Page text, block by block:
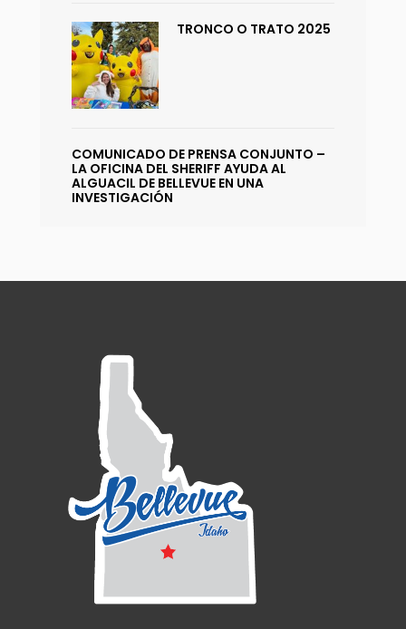
TRONCO O TRATO 2025
COMUNICADO DE PRENSA CONJUNTO –
LA OFICINA DEL SHERIFF AYUDA AL
ALGUACIL DE BELLEVUE EN UNA
INVESTIGACIÓN